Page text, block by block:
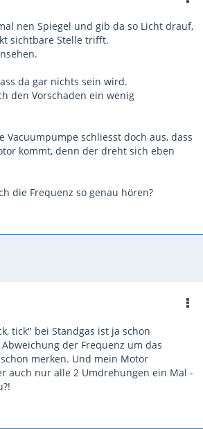
nen Spiegel und gib da so Licht drauf,
sichtbare Stelle trifft.
da gar nichts sein wird.
den Vorschaden ein wenig
Vacuumpumpe schliesst doch aus, dass
kommt, denn der dreht sich eben
die Frequenz so genau hören?
tick" bei Standgas ist ja schon
der Frequenz um das
merken. Und mein Motor
auch nur alle 2 Umdrehungen ein Mal -